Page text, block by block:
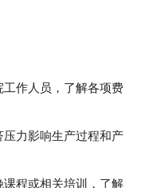
作人员，了解各项费
力影响生产过程和产
程或相关培训，了解